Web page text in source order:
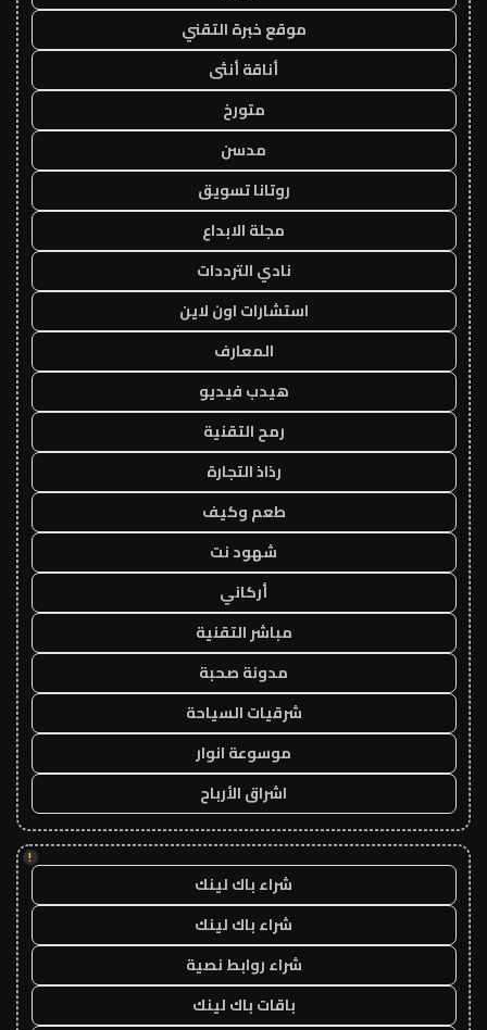
موقع خبرة التقني
أناقة أنثى
متورخ
مدسن
روتانا تسويق
مجلة الابداع
نادي الترددات
استشارات اون لاين
المعارف
هيدب فيديو
رمح التقنية
رذاذ التجارة
طعم وكيف
شهود نت
أركاني
مباشر التقنية
مدونة صحبة
شرقيات السياحة
موسوعة انوار
اشراق الأرباح
!
شراء باك لينك
شراء باك لينك
شراء روابط نصية
باقات باك لينك